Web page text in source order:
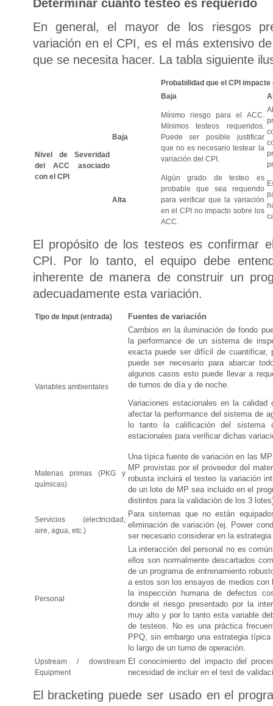
Determinar cuánto testeo es requerido
En general, el mayor de los riesgos
variación en el CPI, es el más extensivo
que se necesita hacer. La tabla siguiente
Probabilidad que el CPI impacte
Baja
Nivel de Severidad
del ACC asociado
con el CPI
Baja
Mínimo riesgo para el ACC.
Mínimos testeos requeridos.
Puede ser posible justificar
que no es necesario testear la
variación del CPI.
Alta
Algún grado de testeo es
probable que sea requerido
para verificar que la variación
en el CPI no impacto sobre los
ACC.
El propósito de los testeos es confirmar
CPI. Por lo tanto, el equipo debe
inherente de manera de construir un
adecuadamente esta variación.
Tipo de Input (entrada) Fuentes de variación
Variables ambientales
Cambios en la iluminación de fondo
la performance de un sistema de
exacta puede ser difícil de
puede ser necesario para abarcar
algunos casos esto puede llevar a
de turnos de día y de noche.
Variaciones estacionales en la calidad
afectar la performance del sistema de
lo tanto la calificación del sistema
estacionales para verificar dichas
Materias primas (PKG y
químicas)
Una típica fuente de variación en las
MP provistas por el proveedor del
robusta incluirá el testeo la variación
de un lote de MP sea incluido en el
distintos para la validación de los 3
Servicios (electricidad,
aire, agua, etc.)
Para sistemas que no están
eliminación de variación (ej. Power
ser necesario considerar en la
Personal
La interacción del personal no es
ellos son normalmente descartados
de un programa de entrenamiento
a estos son los ensayos de medios
la inspección humana de defectos
donde el riesgo presentado por la
muy alto y por lo tanto esta variable
de testeos. No es una práctica
PPQ, sin embargo una estrategia
lo largo de un turno de operación.
Upstream / dowstream
Equipment
El conocimiento del impacto del
necesidad de incluir en el test de
El bracketing puede ser usado en el